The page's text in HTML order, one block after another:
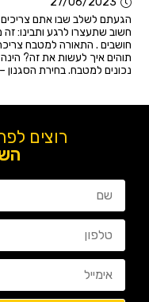
הגעתם לשלב שבו אתם
חשוב שתעצרו לרגע ותבינו:
חושבים . התאורה למטבח
תוהים איך לעשות את זה?
נכונים למטבח. בחירת
רוצים